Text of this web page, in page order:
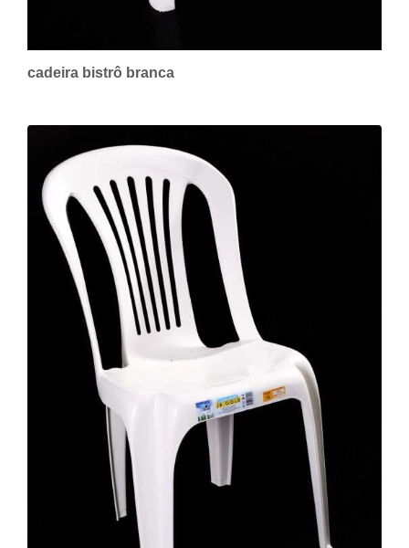
cadeira bistrô branca